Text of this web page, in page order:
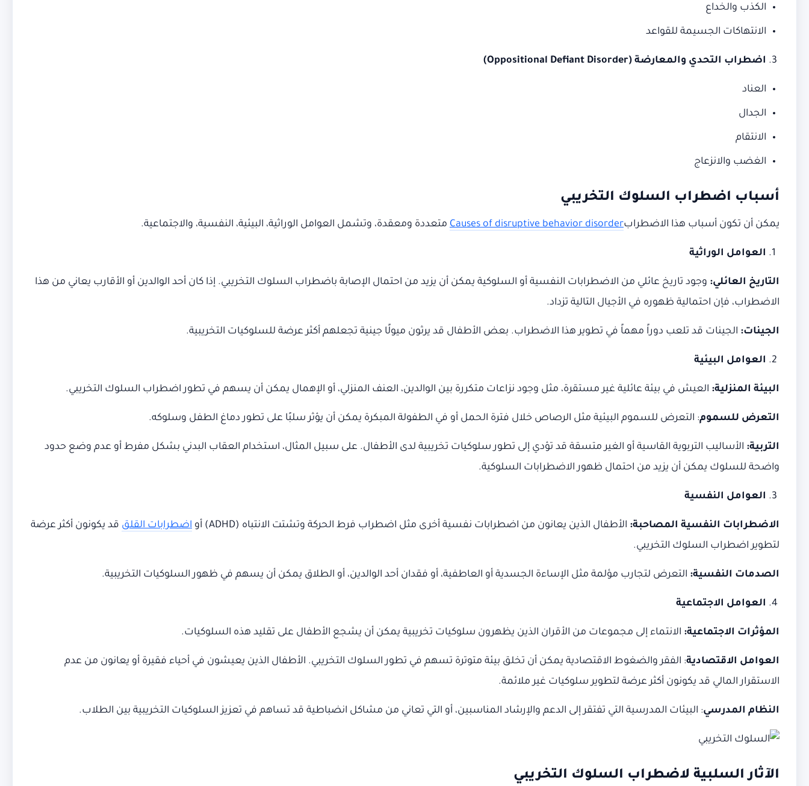
الكذب والخداع
الانتهاكات الجسيمة للقواعد
اضطراب التحدي والمعارضة (Oppositional Defiant Disorder)
العناد
الجدال
الانتقام
الغضب والانزعاج
أسباب اضطراب السلوك التخريبي
يمكن أن تكون أسباب هذا الاضطرابCauses of disruptive behavior disorder متعددة ومعقدة، وتشمل العوامل الوراثية، البيئية، النفسية، والاجتماعية.
العوامل الوراثية
التاريخ العائلي: وجود تاريخ عائلي من الاضطرابات النفسية أو السلوكية يمكن أن يزيد من احتمال الإصابة باضطراب السلوك التخريبي. إذا كان أحد الوالدين أو الأقارب يعاني من هذا
الاضطراب، فإن احتمالية ظهوره في الأجيال التالية تزداد.
الجينات: الجينات قد تلعب دوراً مهماً في تطوير هذا الاضطراب. بعض الأطفال قد يرثون ميولًا جينية تجعلهم أكثر عرضة للسلوكيات التخريبية.
العوامل البيئية
البيئة المنزلية: العيش في بيئة عائلية غير مستقرة، مثل وجود نزاعات متكررة بين الوالدين، العنف المنزلي، أو الإهمال يمكن أن يسهم في تطور اضطراب السلوك التخريبي.
التعرض للسموم: التعرض للسموم البيئية مثل الرصاص خلال فترة الحمل أو في الطفولة المبكرة يمكن أن يؤثر سلبًا على تطور دماغ الطفل وسلوكه.
التربية: الأساليب التربوية القاسية أو الغير متسقة قد تؤدي إلى تطور سلوكيات تخريبية لدى الأطفال. على سبيل المثال، استخدام العقاب البدني بشكل مفرط أو عدم وضع حدود
واضحة للسلوك يمكن أن يزيد من احتمال ظهور الاضطرابات السلوكية.
العوامل النفسية
الاضطرابات النفسية المصاحبة: الأطفال الذين يعانون من اضطرابات نفسية أخرى مثل اضطراب فرط الحركة وتشتت الانتباه (ADHD) أو اضطرابات القلق قد يكونون أكثر عرضة
لتطوير اضطراب السلوك التخريبي.
الصدمات النفسية: التعرض لتجارب مؤلمة مثل الإساءة الجسدية أو العاطفية، أو فقدان أحد الوالدين، أو الطلاق يمكن أن يسهم في ظهور السلوكيات التخريبية.
العوامل الاجتماعية
المؤثرات الاجتماعية: الانتماء إلى مجموعات من الأقران الذين يظهرون سلوكيات تخريبية يمكن أن يشجع الأطفال على تقليد هذه السلوكيات.
العوامل الاقتصادية: الفقر والضغوط الاقتصادية يمكن أن تخلق بيئة متوترة تسهم في تطور السلوك التخريبي. الأطفال الذين يعيشون في أحياء فقيرة أو يعانون من عدم
الاستقرار المالي قد يكونون أكثر عرضة لتطوير سلوكيات غير ملائمة.
النظام المدرسي: البيئات المدرسية التي تفتقر إلى الدعم والإرشاد المناسبين، أو التي تعاني من مشاكل انضباطية قد تساهم في تعزيز السلوكيات التخريبية بين الطلاب.
الآثار السلبية لاضطراب السلوك التخريبي